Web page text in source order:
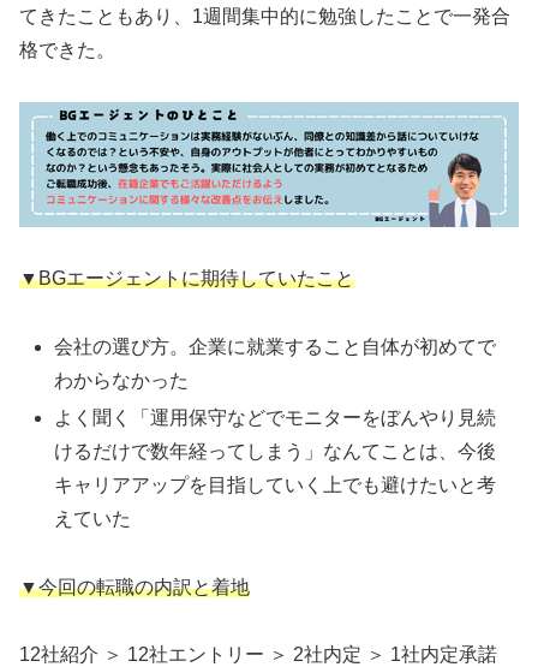
てきたこともあり、1週間集中的に勉強したことで一発合
格できた。
▼BGエージェントに期待していたこと
会社の選び方。企業に就業すること自体が初めてで
わからなかった
よく聞く「運用保守などでモニターをぼんやり見続
けるだけで数年経ってしまう」なんてことは、今後
キャリアアップを目指していく上でも避けたいと考
えていた
▼今回の転職の内訳と着地
12社紹介 ＞ 12社エントリー ＞ 2社内定 ＞ 1社内定承諾